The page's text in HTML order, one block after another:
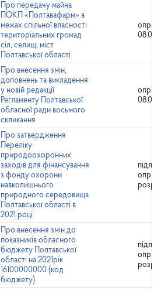
Про передачу майна
ПОКП «Полтавафарм» в
межах спільної власності
територіальних громад
сіл, селищ, міст
Полтавської області
Про внесення змін,
доповнень та викладення
у новій редакції
Регламенту Полтавської
обласної ради восьмого
скликання
Про затвердження
Переліку
природоохоронних
заходів для фінансування
з фонду охорони
навколишнього
природного середовища
Полтавської області в
2021 році
Про внесення змін до
показників обласного
бюджету Полтавської
області на 2021рік
16100000000 (код
бюджету)